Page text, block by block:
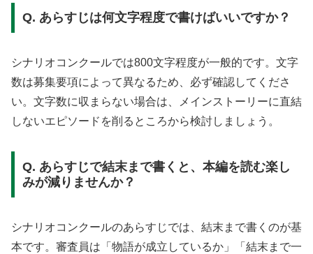
Q. あらすじは何文字程度で書けばいいですか？
シナリオコンクールでは800文字程度が一般的です。文字
数は募集要項によって異なるため、必ず確認してくださ
い。文字数に収まらない場合は、メインストーリーに直結
しないエピソードを削るところから検討しましょう。
Q. あらすじで結末まで書くと、本編を読む楽し
みが減りませんか？
シナリオコンクールのあらすじでは、結末まで書くのが基
本です。審査員は「物語が成立しているか」「結末まで一